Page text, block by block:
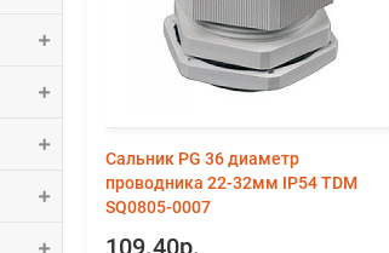
Сальник PG 36 диаметр
проводника 22-32мм IP54 TDM
SQ0805-0007